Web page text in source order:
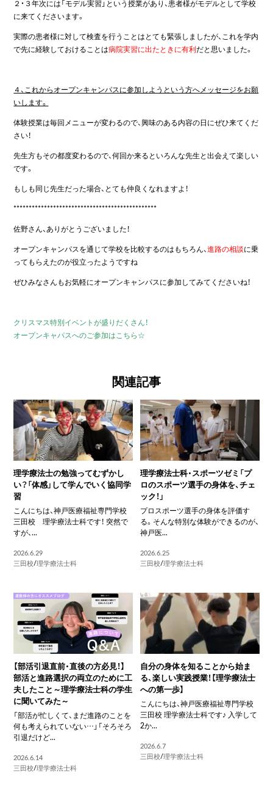
２・３年次には「モデル実習」という授業があり、患者様がモデルとして学校
に来てくださいます。
実際の患者様に対して検査を行うことはとても緊張しましたが、これを学内
で先に経験しておけることは病院実習に出たときに有利だと思いました。
４、これからオープンキャンパスに参加しようという方へメッセージをお願
いします。
体験授業は毎回メニューが変わるので、興味のある内容の日にぜひ来てくだ
さい！
先生方もその都度変わるので、何回か来るといろんな先生と出会えて楽しい
です。
もしも同じ先生だった場合、とても仲良くなれますよ！
***********************************************
佐野さん、ありがとうございました！
オープンキャンパスを通じて学校を比較するのはもちろん、進路の相談に乗
ってもらえたのが役立ったようですね
ぜひみなさんもお気軽にオープンキャンパスに参加してみてくださいね！
クリスマス特別イベントが盛りだくさん！
オープンキャパスへのご参加はこちら☆
関連記事
理学療法士の勉強ってむずかし
い？「体感」して学んでいく協同学
習
こんにちは、神戸医療福祉専門学校
三田校 理学療法士科です！ 突然で
すが、...
2026.6.29
三田校/理学療法士科
理学療法士科・スポーツゼミ「プ
ロのスポーツ選手の身体を、チェ
ック！」
プロスポーツ選手の身体を評価す
る。そんな特別な体験ができるのが、
神戸医...
2026.6.25
三田校/理学療法士科
【部活引退直前・直後の方必見！】
部活と進路選択の両立のために工
夫したこと～理学療法士科の学生
に聞いてみた～
「部活が忙しくて、まだ進路のことを
何も考えられていない…」「そろそろ
引退だけど...
2026.6.14
三田校/理学療法士科
自分の身体を知ることから始ま
る、楽しい実践授業！【理学療法士
への第一歩】
こんにちは、神戸医療福祉専門学校
三田校 理学療法士科です♪ 入学して
2か...
2026.6.7
三田校/理学療法士科